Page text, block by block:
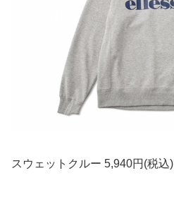
スウェットクルー 5,940円(税込)